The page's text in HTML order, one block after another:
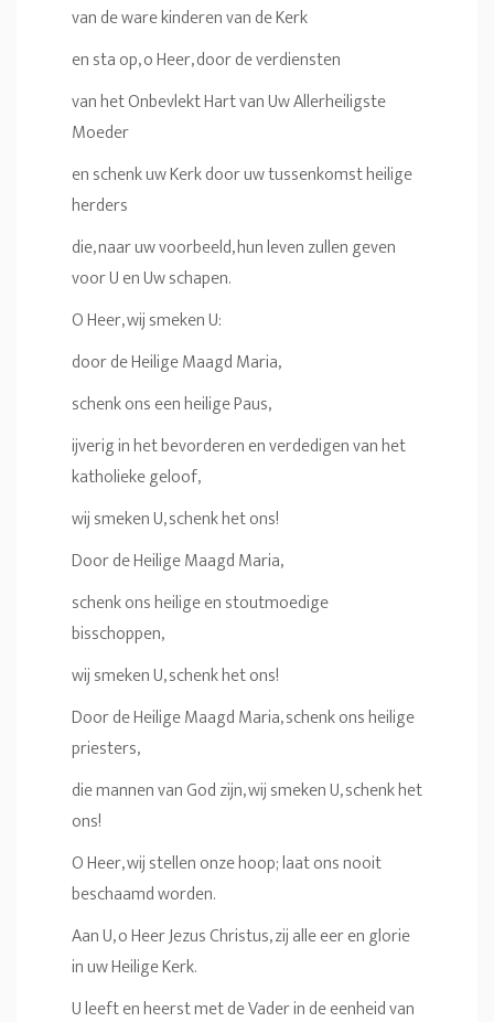
van de ware kinderen van de Kerk
en sta op, o Heer, door de verdiensten
van het Onbevlekt Hart van Uw Allerheiligste
Moeder
en schenk uw Kerk door uw tussenkomst heilige
herders
die, naar uw voorbeeld, hun leven zullen geven
voor U en Uw schapen.
O Heer, wij smeken U:
door de Heilige Maagd Maria,
schenk ons een heilige Paus,
ijverig in het bevorderen en verdedigen van het
katholieke geloof,
wij smeken U, schenk het ons!
Door de Heilige Maagd Maria,
schenk ons heilige en stoutmoedige
bisschoppen,
wij smeken U, schenk het ons!
Door de Heilige Maagd Maria, schenk ons heilige
priesters,
die mannen van God zijn, wij smeken U, schenk het
ons!
O Heer, wij stellen onze hoop; laat ons nooit
beschaamd worden.
Aan U, o Heer Jezus Christus, zij alle eer en glorie
in uw Heilige Kerk.
U leeft en heerst met de Vader in de eenheid van